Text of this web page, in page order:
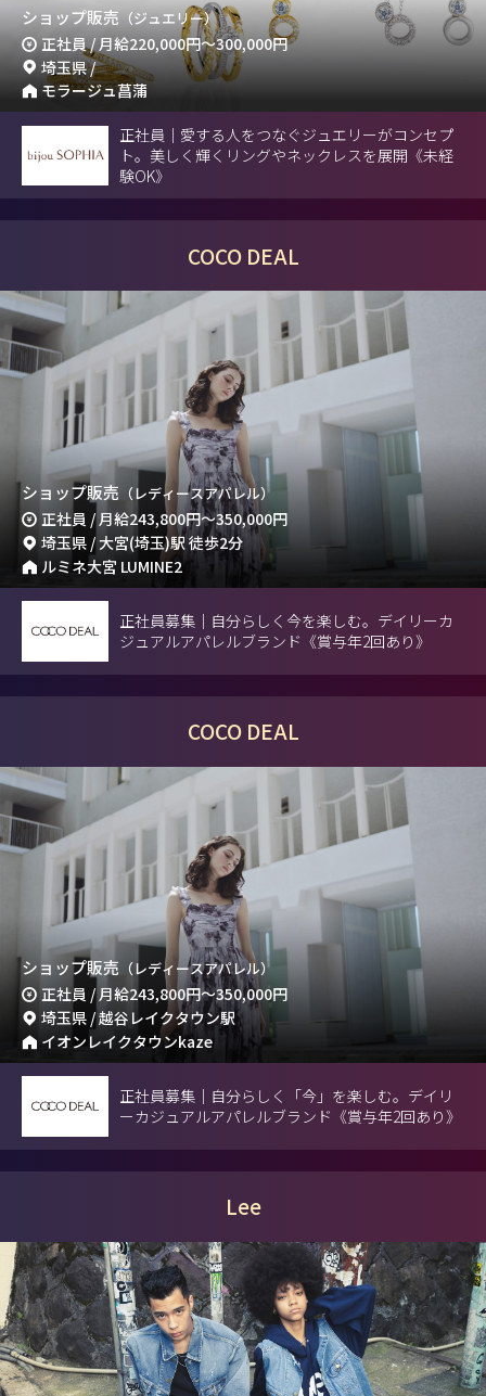
ショップ販売（ジュエリー）
正社員 / 月給220,000円～300,000円
埼玉県 /
モラージュ菖蒲
正社員｜愛する人をつなぐジュエリーがコンセプ
ト。美しく輝くリングやネックレスを展開《未経
験OK》
COCO DEAL
ショップ販売 （レディースアパレル）
正社員 / 月給243,800円～350,000円
埼玉県 / 大宮(埼玉)駅 徒歩2分
ルミネ大宮 LUMINE2
正社員募集｜自分らしく今を楽しむ。デイリーカ
ジュアルアパレルブランド《賞与年2回あり》
COCO DEAL
ショップ販売 （レディースアパレル）
正社員 / 月給243,800円～350,000円
埼玉県 / 越谷レイクタウン駅
イオンレイクタウンkaze
正社員募集｜自分らしく「今」を楽しむ。デイリ
ーカジュアルアパレルブランド《賞与年2回あり》
Lee